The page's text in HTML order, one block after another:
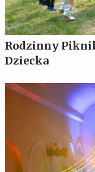
Rodzinny
Dziecka